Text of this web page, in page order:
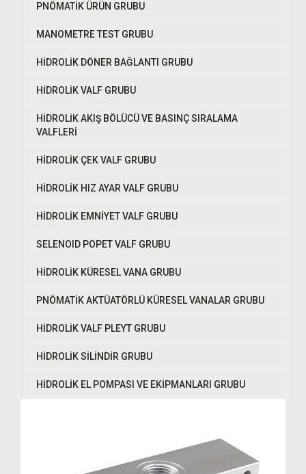
PNÖMATİK ÜRÜN GRUBU
MANOMETRE TEST GRUBU
HİDROLİK DÖNER BAĞLANTI GRUBU
HİDROLİK VALF GRUBU
HİDROLİK AKIŞ BÖLÜCÜ VE BASINÇ SIRALAMA
VALFLERİ
HİDROLİK ÇEK VALF GRUBU
HİDROLİK HIZ AYAR VALF GRUBU
HİDROLİK EMNİYET VALF GRUBU
SELENOID POPET VALF GRUBU
HİDROLİK KÜRESEL VANA GRUBU
PNÖMATİK AKTÜATÖRLÜ KÜRESEL VANALAR GRUBU
HİDROLİK VALF PLEYT GRUBU
HİDROLİK SİLİNDİR GRUBU
HİDROLİK EL POMPASI VE EKİPMANLARI GRUBU